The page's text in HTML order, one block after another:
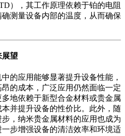
），其工作原理依赖于铂的电阻
测量设备内部的温度，从而确保
展望
的应用能够显著提升设备性能，
的成本，广泛应用仍然面临一定
地依赖于新型合金材料或贵金属
并提升设备的性价比。此外，随
，纳米贵金属材料的应用也成为
步增强设备的清洁效率和环境适